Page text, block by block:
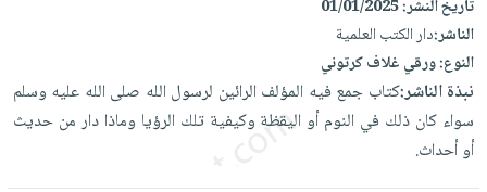
Android
تحميل
iKitab
على
Apple
Apple
الشخصية
العناية
وتصفيف
الشعر
العناية
جديد
الكل
أواني
الطهي
أدوات
متجر
الهدايا
تاريخ النشر:01/01/2025
الناشر:دار الكتب العلمية
النوع:ورقي غلاف كرتوني
نبذة الناشر:كتاب جمع فيه المؤلف الرائين لرسول الله صلى الله عليه وسلم
سواء كان ذلك في النوم أو اليقظة وكيفية تلك الرؤيا وماذا دار من حديث
أو أحداث.